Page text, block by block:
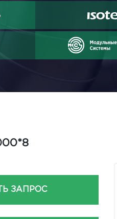
ЗАПРОС